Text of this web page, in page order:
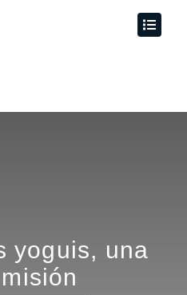
yoguis, una